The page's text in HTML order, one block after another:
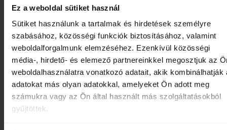
Ez a weboldal sütiket használ
Sütiket használunk a tartalmak és hirdetések személyre
szabásához, közösségi funkciók biztosításához, valamint
weboldalforgalmunk elemzéséhez. Ezenkívül közösségi
média-, hirdető- és elemező partnereinkkel megosztjuk az
weboldalhasználatra vonatkozó adatait, akik kombinálhatják
adatokat más olyan adatokkal, amelyeket Ön adott meg
számukra vagy az Ön által használt más szolgáltatásokból
gyűjtöttek.
Mozgás
Tapasztalja meg a mozgás és pihenés tökéletes